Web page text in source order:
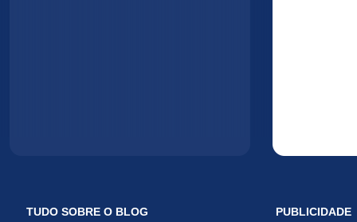
TUDO SOBRE O BLOG PUBLICIDADE